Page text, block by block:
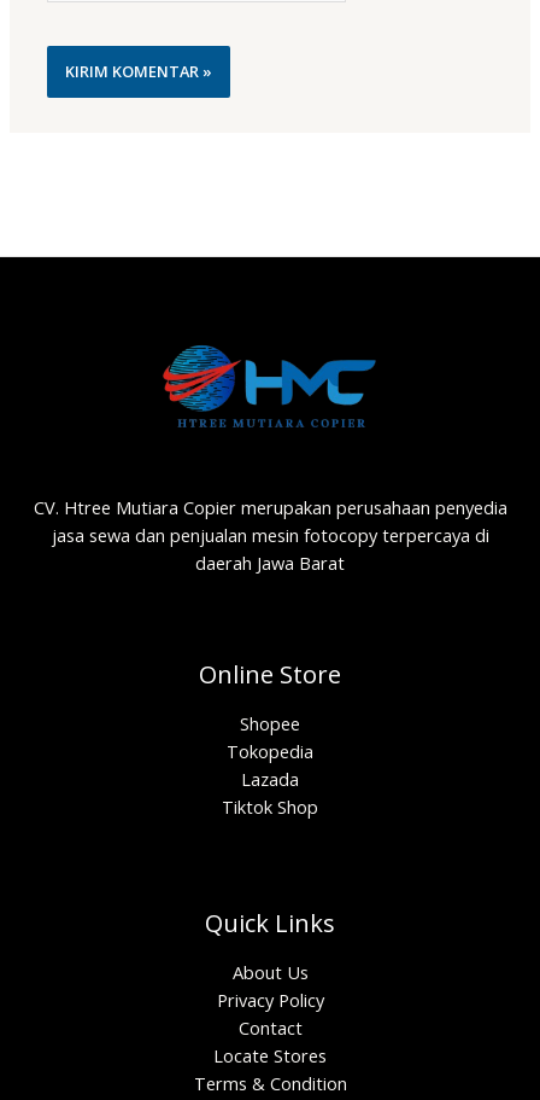
CV. Htree Mutiara Copier merupakan perusahaan penyedia
jasa sewa dan penjualan mesin fotocopy terpercaya di
daerah Jawa Barat
Online Store
Shopee
Tokopedia
Lazada
Tiktok Shop
Quick Links
About Us
Privacy Policy
Contact
Locate Stores
Terms & Condition